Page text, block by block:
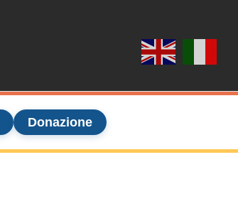
Donazione